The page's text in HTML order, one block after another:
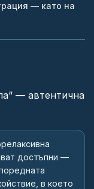
— като на
— автентична
достъпни —
в което